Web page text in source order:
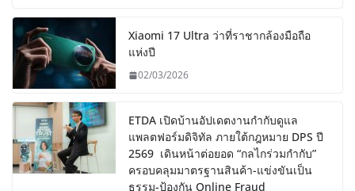
Xiaomi 17 Ultra ว่าที่ราชากล้องมือถือ
แห่งปี
02/03/2026
ETDA เปิดบ้านอัปเดตงานกำกับดูแล
แพลตฟอร์มดิจิทัล ภายใต้กฎหมาย DPS ปี
2569 เดินหน้าต่อยอด “กลไกร่วมกำกับ”
ครอบคลุมมาตรฐานสินค้า-แข่งขันเป็น
ธรรม-ป้องกัน Online Fraud